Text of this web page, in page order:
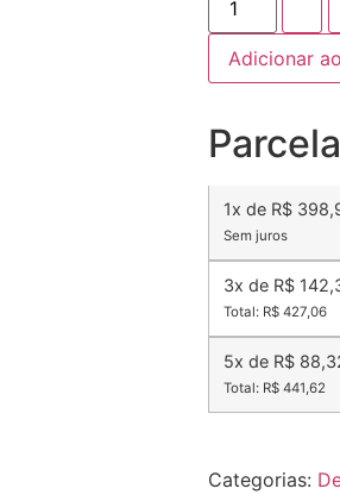
Adicionar
1x de R$
Sem juros
3x de R$
Total: R$ 427,06
5x de R$
Total: R$ 441,62
Categorias: